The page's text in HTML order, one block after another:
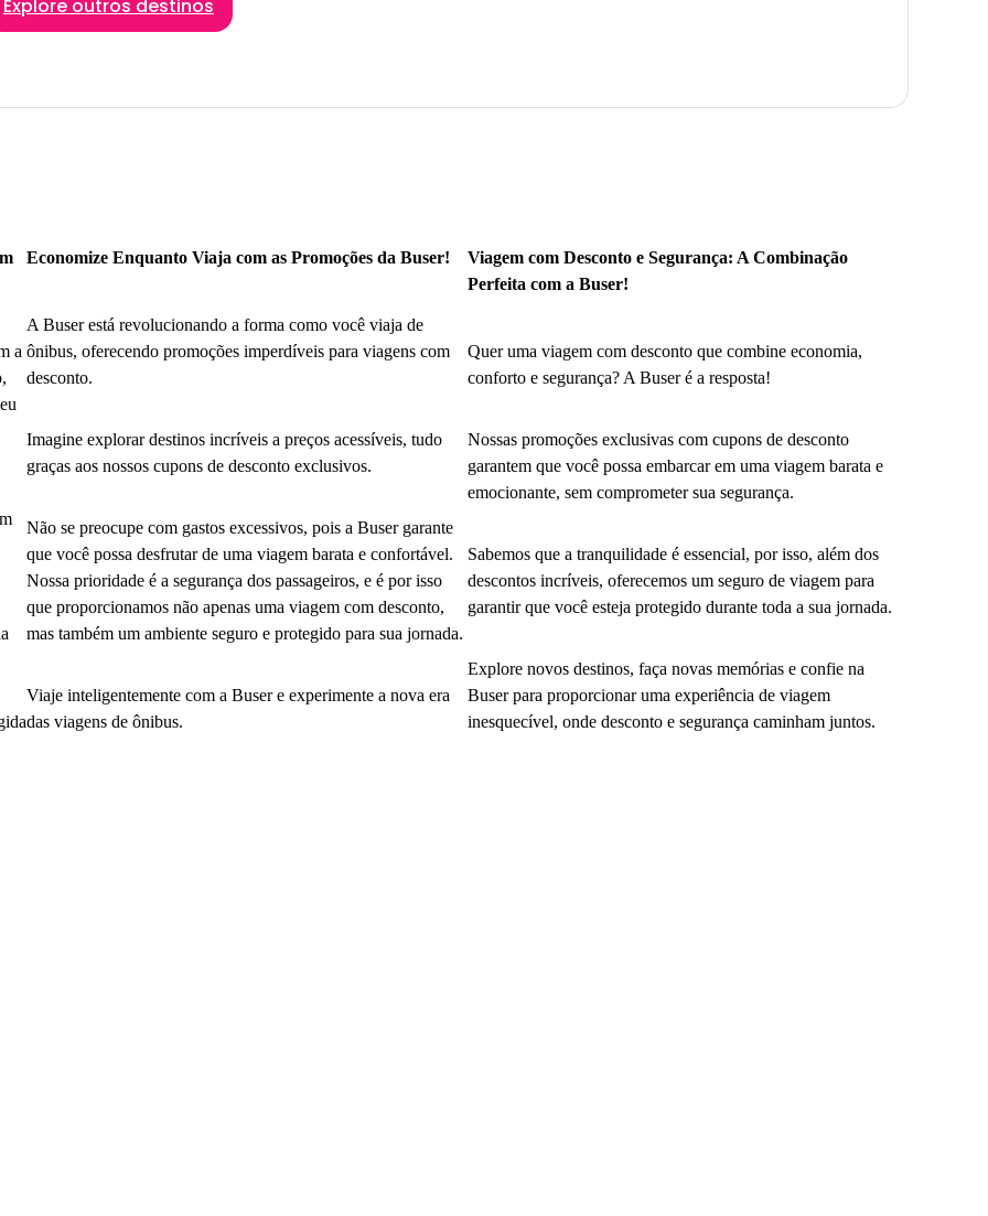
Explore outros destinos
a
Economize Enquanto Viaja com as Promoções da Buser!
A Buser está revolucionando a forma como você viaja de
ônibus, oferecendo promoções imperdíveis para viagens com
desconto.
Imagine explorar destinos incríveis a preços acessíveis, tudo
graças aos nossos cupons de desconto exclusivos.
Não se preocupe com gastos excessivos, pois a Buser garante
que você possa desfrutar de uma viagem barata e confortável.
Nossa prioridade é a segurança dos passageiros, e é por isso
que proporcionamos não apenas uma viagem com desconto,
mas também um ambiente seguro e protegido para sua jornada.
Viaje inteligentemente com a Buser e experimente a nova era
das viagens de ônibus.
Viagem com Desconto e Segurança: A Combinação
Perfeita com a Buser!
Quer uma viagem com desconto que combine economia,
conforto e segurança? A Buser é a resposta!
Nossas promoções exclusivas com cupons de desconto
garantem que você possa embarcar em uma viagem barata e
emocionante, sem comprometer sua segurança.
Sabemos que a tranquilidade é essencial, por isso, além dos
descontos incríveis, oferecemos um seguro de viagem para
garantir que você esteja protegido durante toda a sua jornada.
Explore novos destinos, faça novas memórias e confie na
Buser para proporcionar uma experiência de viagem
inesquecível, onde desconto e segurança caminham juntos.